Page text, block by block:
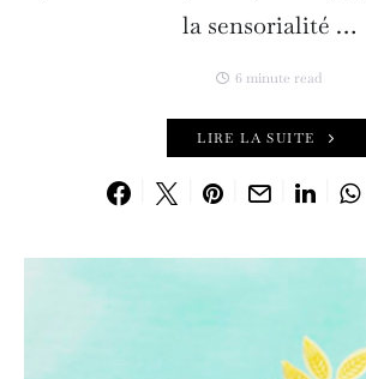
la sensorialité …
6 minute read
LIRE LA SUITE